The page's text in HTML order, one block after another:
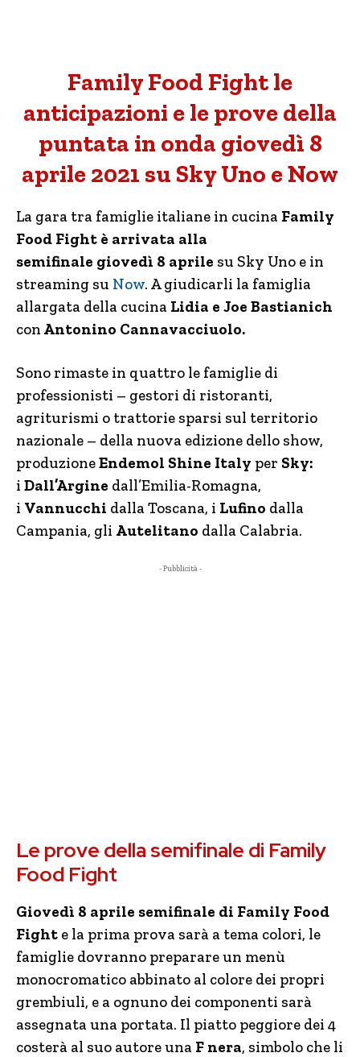
Family Food Fight le
anticipazioni e le prove della
puntata in onda giovedì 8
aprile 2021 su Sky Uno e Now
La gara tra famiglie italiane in cucina Family
Food Fight è arrivata alla
semifinale giovedì 8 aprile su Sky Uno e in
streaming su Now. A giudicarli la famiglia
allargata della cucina Lidia e Joe Bastianich
con Antonino Cannavacciuolo.
Sono rimaste in quattro le famiglie di
professionisti – gestori di ristoranti,
agriturismi o trattorie sparsi sul territorio
nazionale – della nuova edizione dello show,
produzioneEndemol Shine Italy per Sky:
i Dall’Argine dall’Emilia-Romagna,
i Vannucchi dalla Toscana, i Lufino dalla
Campania, gli Autelitano dalla Calabria.
- Pubblicità -
Le prove della semifinale di Family
Food Fight
Giovedì 8 aprile semifinale di Family Food
Fight e la prima prova sarà a tema colori, le
famiglie dovranno preparare un menù
monocromatico abbinato al colore dei propri
grembiuli, e a ognuno dei componenti sarà
assegnata una portata. Il piatto peggiore dei 4
costerà al suo autore una F nera, simbolo che li